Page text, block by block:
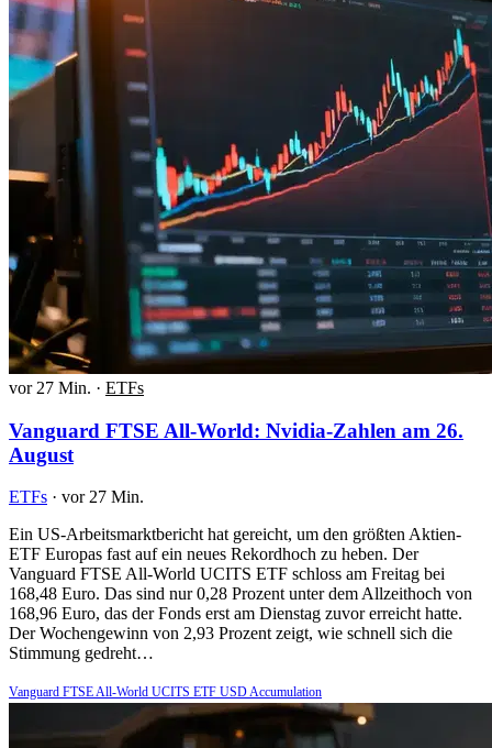
vor 27 Min. · ETFs
Vanguard FTSE All-World: Nvidia-Zahlen am 26.
August
ETFs · vor 27 Min.
Ein US-Arbeitsmarktbericht hat gereicht, um den größten Aktien-
ETF Europas fast auf ein neues Rekordhoch zu heben. Der
Vanguard FTSE All-World UCITS ETF schloss am Freitag bei
168,48 Euro. Das sind nur 0,28 Prozent unter dem Allzeithoch von
168,96 Euro, das der Fonds erst am Dienstag zuvor erreicht hatte.
Der Wochengewinn von 2,93 Prozent zeigt, wie schnell sich die
Stimmung gedreht…
Vanguard FTSE All-World UCITS ETF USD Accumulation